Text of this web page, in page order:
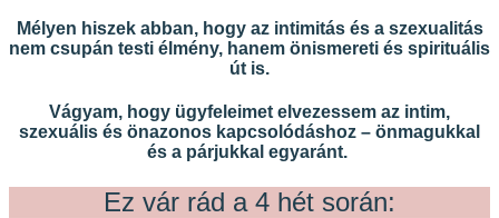
Mélyen hiszek abban, hogy az intimitás és a szexualitás
nem csupán testi élmény, hanem önismereti és spirituális
út is.
Vágyam, hogy ügyfeleimet elvezessem az intim,
szexuális és önazonos kapcsolódáshoz – önmagukkal
és a párjukkal egyaránt.
Ez vár rád a 4 hét során: